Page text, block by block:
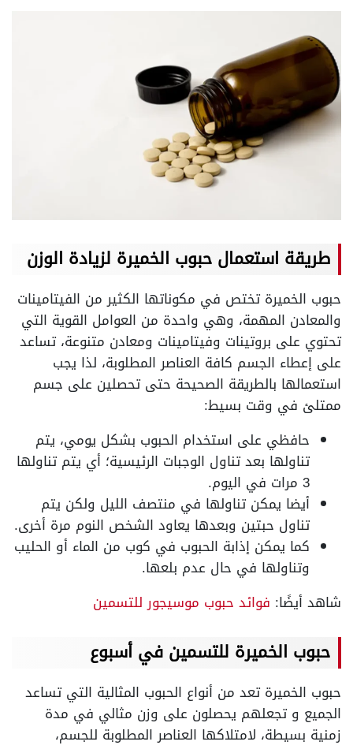
طريقة استعمال حبوب الخميرة لزيادة الوزن
حبوب الخميرة تختص في مكوناتها الكثير من الفيتامينات
والمعادن المهمة، وهي واحدة من العوامل القوية التي
تحتوي على بروتينات وفيتامينات ومعادن متنوعة، تساعد
على إعطاء الجسم كافة العناصر المطلوبة، لذا يجب
استعمالها بالطريقة الصحيحة حتى تحصلين على جسم
ممتلئ في وقت بسيط:
حافظي على استخدام الحبوب بشكل يومي، يتم
تناولها بعد تناول الوجبات الرئيسية؛ أي يتم تناولها
3 مرات في اليوم.
أيضا يمكن تناولها في منتصف الليل ولكن يتم
تناول حبتين وبعدها يعاود الشخص النوم مرة أخرى.
كما يمكن إذابة الحبوب في كوب من الماء أو الحليب
وتناولها في حال عدم بلعها.
شاهد أيضًا: فوائد حبوب موسيجور للتسمين
حبوب الخميرة للتسمين في أسبوع
حبوب الخميرة تعد من أنواع الحبوب المثالية التي تساعد
الجميع و تجعلهم يحصلون على وزن مثالي في مدة
زمنية بسيطة، لامتلاكها العناصر المطلوبة للجسم،